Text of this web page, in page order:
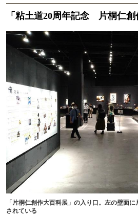
「粘土道20周年記念 片桐仁
「片桐仁創作大百科展」の入り口。左の壁面
されている